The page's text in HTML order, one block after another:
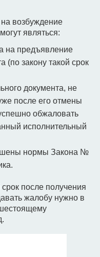
возбуждение
являться:
на предъявление
(по закону такой срок
документа, не
после его отмены
обжаловать
исполнительный
нормы Закона №
после получения
жалобу нужно в